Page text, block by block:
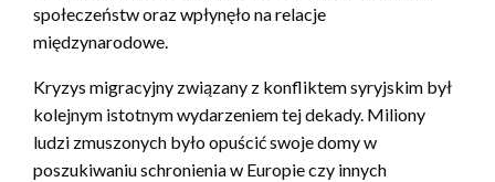
społeczeństw oraz wpłynęło na relacje
międzynarodowe.
Kryzys migracyjny związany z konfliktem syryjskim był
kolejnym istotnym wydarzeniem tej dekady. Miliony
ludzi zmuszonych było opuścić swoje domy w
poszukiwaniu schronienia w Europie czy innych